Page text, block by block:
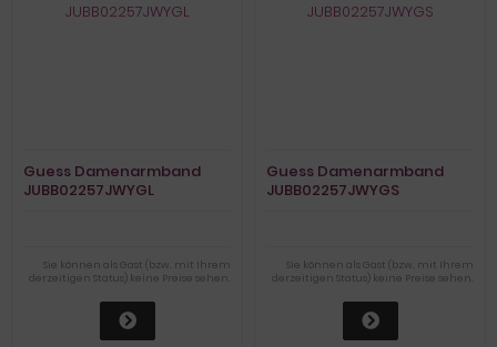
Guess Damenarmband
JUBB02257JWYGL
Sie können als Gast (bzw. mit Ihrem
derzeitigen Status) keine Preise sehen.
Guess Damenarmband
JUBB02257JWYGS
Sie können als Gast (bzw. mit Ihrem
derzeitigen Status) keine Preise sehen.